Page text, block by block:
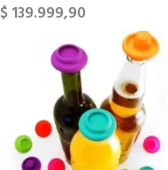
$139.999,90